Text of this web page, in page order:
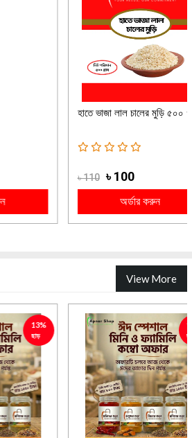
হাতে ভাজা লাল চালের মুড়ি ৫০০ গ্রাম
৳ 100
অর্ডার করুন
View More
13%
ছাড়
14%
ছাড়